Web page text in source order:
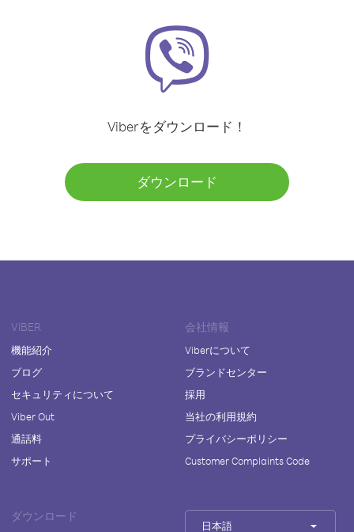
Viberをダウンロード！
ダウンロード
VIBER
機能紹介
ブログ
セキュリティについて
Viber Out
通話料
サポート
会社情報
Viberについて
ブランドセンター
採用
当社の利用規約
プライバシーポリシー
Customer Complaints Code
ダウンロード
日本語